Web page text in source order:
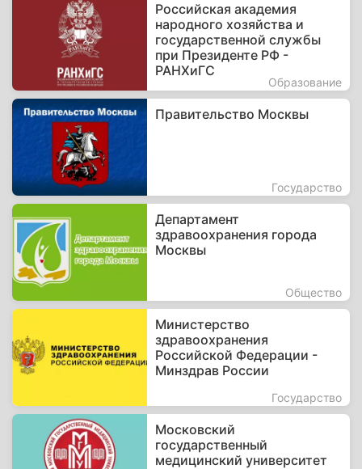
Российская академия
народного хозяйства и
государственной службы
при Президенте РФ -
РАНХиГС
Образование
Правительство Москвы
Государство
Департамент
здравоохранения города
Москвы
Общество
Министерство
здравоохранения
Российской Федерации -
Минздрав России
Государство
Московский
государственный
медицинский университет